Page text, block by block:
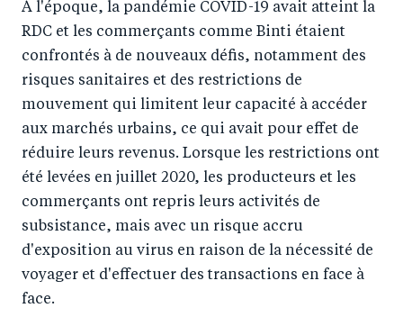
À l'époque, la pandémie COVID-19 avait atteint la
RDC et les commerçants comme Binti étaient
confrontés à de nouveaux défis, notamment des
risques sanitaires et des restrictions de
mouvement qui limitent leur capacité à accéder
aux marchés urbains, ce qui avait pour effet de
réduire leurs revenus. Lorsque les restrictions ont
été levées en juillet 2020, les producteurs et les
commerçants ont repris leurs activités de
subsistance, mais avec un risque accru
d'exposition au virus en raison de la nécessité de
voyager et d'effectuer des transactions en face à
face.